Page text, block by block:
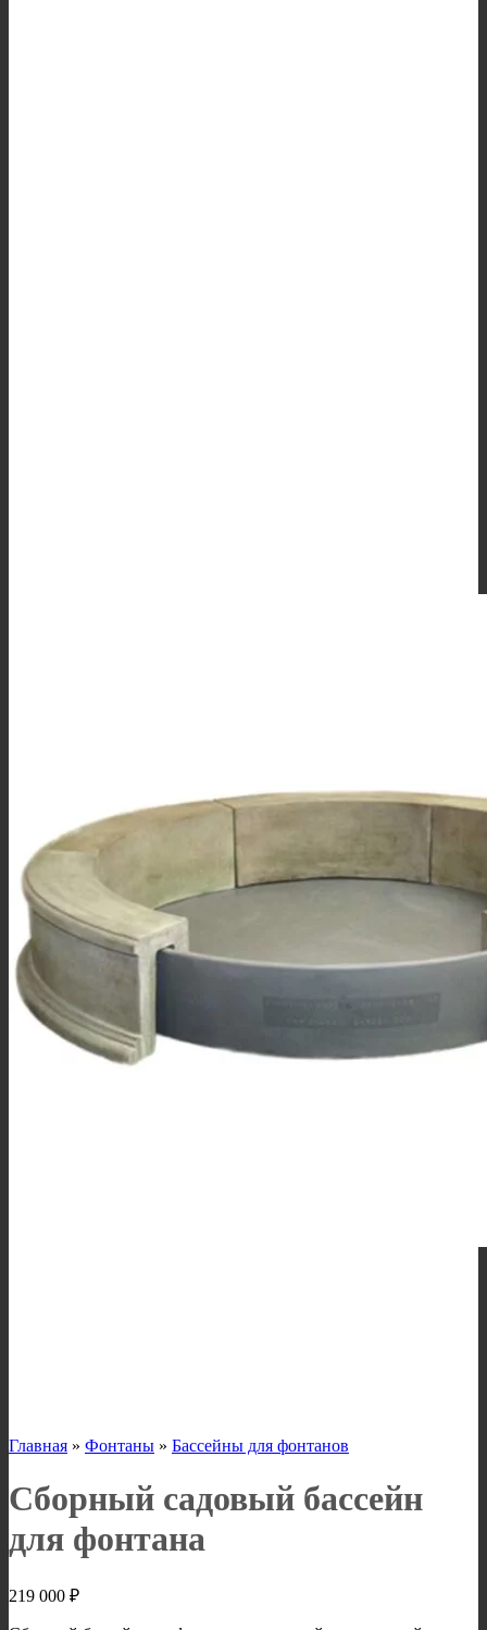
Главная » Фонтаны » Бассейны для фонтанов
Сборный садовый бассейн
для фонтана
219 000 ₽